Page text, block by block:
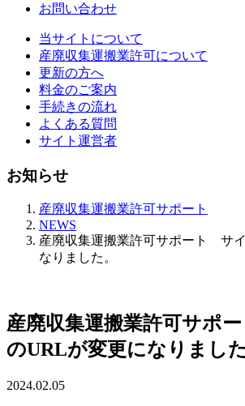
お問い合わせ
当サイトについて
産廃収集運搬業許可について
更新の方へ
料金のご案内
手続きの流れ
よくある質問
サイト運営者
お知らせ
産廃収集運搬業許可サポート
NEWS
産廃収集運搬業許可サポート サ
なりました。
産廃収集運搬業許可サポ
のURLが変更になりました
2024.02.05